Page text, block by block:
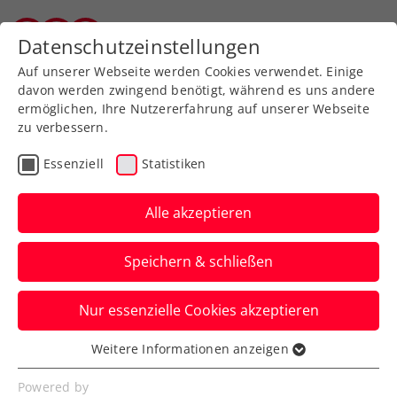
Zurück zur Newsübersicht
ATP
Wiener Schnitzel Open –
wenn Tennisstars den
Kochlöffel schwingen
Nicht nur zuletzt das KURIER Austria Davis
Cup Team, sondern auch weitere Erste-
Bank-Open-Stars kochen auf.
Verfasst von: Presseaussendung / Redaktion, 21.10.2025
Datenschutzeinstellungen
Auf unserer Webseite werden Cookies verwendet. Einige
davon werden zwingend benötigt, während es uns andere
ermöglichen, Ihre Nutzererfahrung auf unserer Webseite
zu verbessern.
Essenziell Statistiken
Alle akzeptieren
Speichern & schließen
Nur essenzielle Cookies akzeptieren
Essenziell
Essenzielle Cookies werden für grundlegende
Weitere Informationen anzeigen
Powered by